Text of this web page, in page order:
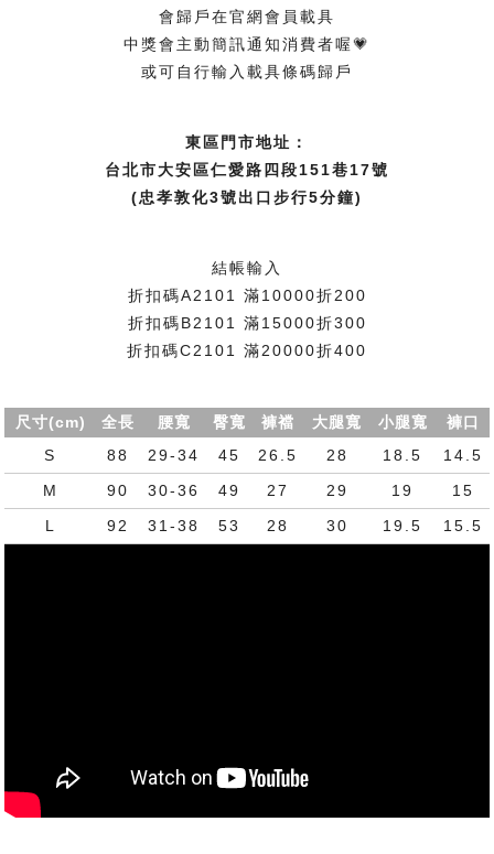
會歸戶在官網會員載具
中獎會主動簡訊通知消費者喔💗
或可自行輸入載具條碼歸戶
東區門市地址：
台北市大安區仁愛路四段151巷17號
(忠孝敦化3號出口步行5分鐘)
結帳輸入
折扣碼A2101 滿10000折200
折扣碼B2101 滿15000折300
折扣碼C2101 滿20000折400
尺寸(cm) 全長 腰寬 臀寬 褲襠 大腿寬 小腿寬
褲口
S
88 29-34 45 26.5 28 18.5
14.5
M
90 30-36 49 27 29 19
15
L
92 31-38 53 28 30 19.5 15.5